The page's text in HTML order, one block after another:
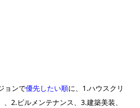
ョンで優先したい順に、1.ハウスクリ
2.ビルメンテナンス、3.建築美装、